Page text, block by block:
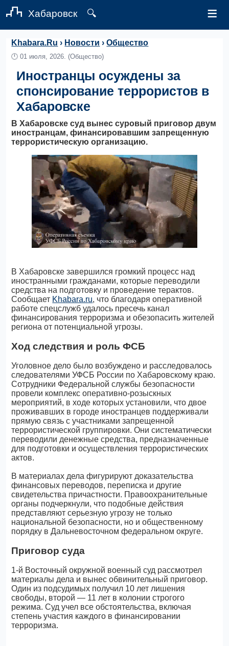
Хабаровск 🔍 ≡
Khabara.Ru › Новости ›Общество
🕛01 июля, 2026. (Общество)
Иностранцы осуждены за
спонсирование террористов в
Хабаровске
В Хабаровске суд вынес суровый приговор двум
иностранцам, финансировавшим запрещенную
террористическую организацию.
В Хабаровске завершился громкий процесс над
иностранными гражданами, которые переводили
средства на подготовку и проведение терактов.
Сообщает Khabara.ru, что благодаря оперативной
работе спецслужб удалось пресечь канал
финансирования терроризма и обезопасить жителей
региона от потенциальной угрозы.
Ход следствия и роль ФСБ
Уголовное дело было возбуждено и расследовалось
следователями УФСБ России по Хабаровскому краю.
Сотрудники Федеральной службы безопасности
провели комплекс оперативно-розыскных
мероприятий, в ходе которых установили, что двое
проживавших в городе иностранцев поддерживали
прямую связь с участниками запрещенной
террористической группировки. Они систематически
переводили денежные средства, предназначенные
для подготовки и осуществления террористических
актов.
В материалах дела фигурируют доказательства
финансовых переводов, переписка и другие
свидетельства причастности. Правоохранительные
органы подчеркнули, что подобные действия
представляют серьезную угрозу не только
национальной безопасности, но и общественному
порядку в Дальневосточном федеральном округе.
Приговор суда
1-й Восточный окружной военный суд рассмотрел
материалы дела и вынес обвинительный приговор.
Один из подсудимых получил 10 лет лишения
свободы, второй — 11 лет в колонии строгого
режима. Суд учел все обстоятельства, включая
степень участия каждого в финансировании
терроризма.